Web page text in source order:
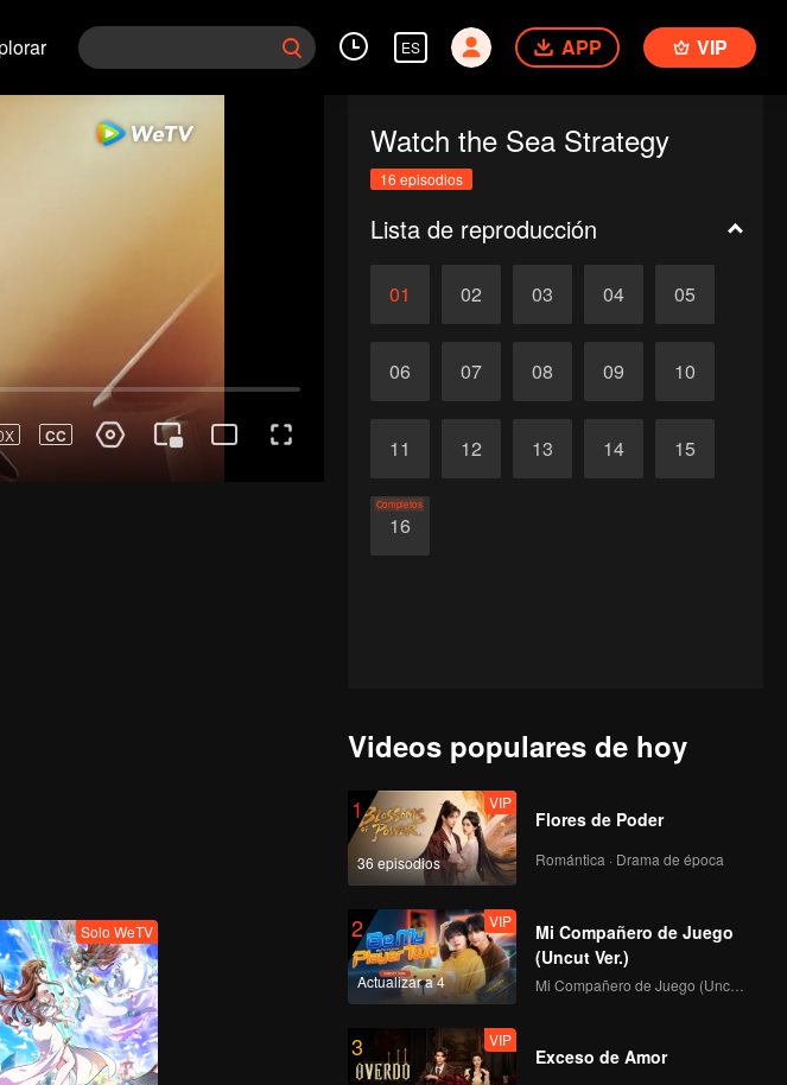
ES APP VIP
Watch the Sea Strategy
16 episodios
Lista de reproducción
01 02 03 04 05
06 07 08 09 10
11 12 13 14 15
16
Completos
Solo WeTV
Videos populares de hoy
1
36 episodios
VIP
Flores de Poder
Romántica · Drama de época
2
Actualizar a 4
VIP
Mi Compañero de Juego
(Uncut Ver.)
Mi Compañero de Juego (Uncut Ver.)
3 VIP
Exceso de Amor